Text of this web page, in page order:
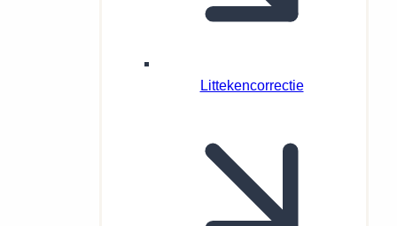
Littekencorrectie